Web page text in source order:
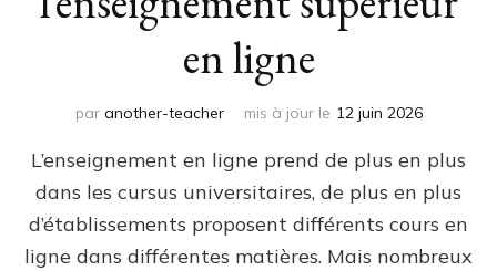
en ligne
par another-teacher mis à jour le 12 juin 2026
L’enseignement en ligne prend de plus en plus
dans les cursus universitaires, de plus en plus
d’établissements proposent différents cours en
ligne dans différentes matières. Mais nombreux